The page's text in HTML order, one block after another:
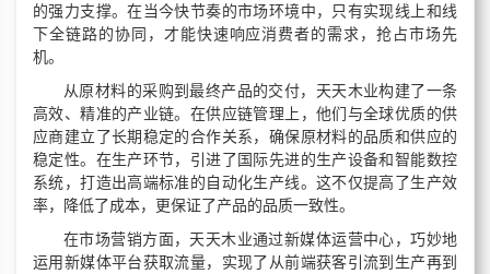
的强力支撑。在当今快节奏的市场环境中，只有实现线上和线
下全链路的协同，才能快速响应消费者的需求，抢占市场先
机。
从原材料的采购到最终产品的交付，天天木业构建了一条
高效、精准的产业链。在供应链管理上，他们与全球优质的供
应商建立了长期稳定的合作关系，确保原材料的品质和供应的
稳定性。在生产环节，引进了国际先进的生产设备和智能数控
系统，打造出高端标准的自动化生产线。这不仅提高了生产效
率，降低了成本，更保证了产品的品质一致性。
在市场营销方面，天天木业通过新媒体运营中心，巧妙地
运用新媒体平台获取流量，实现了从前端获客引流到生产再到